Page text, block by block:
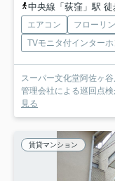
中央線「荻窪」駅 徒
エアコン フローリ
TVモニタ付インターホ
スーパー文化堂阿佐ヶ
管理会社による巡回点
見る
賃貸マンション